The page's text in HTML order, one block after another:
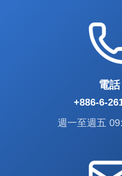
電話
+886-6-
週一至週五